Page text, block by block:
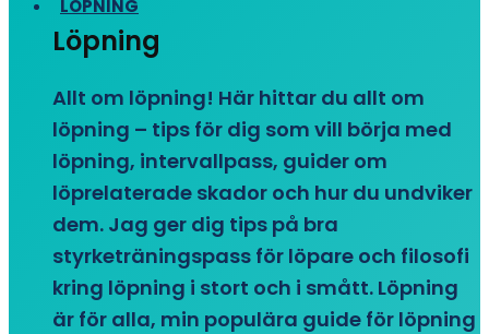
LÖPNING
Löpning
Allt om löpning! Här hittar du allt om
löpning – tips för dig som vill börja med
löpning, intervallpass, guider om
löprelaterade skador och hur du undviker
dem. Jag ger dig tips på bra
styrketräningspass för löpare och filosofi
kring löpning i stort och i smått. Löpning
är för alla, min populära guide för löpning